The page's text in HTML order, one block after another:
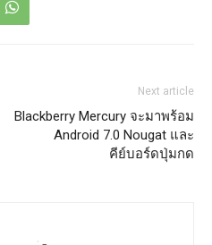
Next article
Blackberry Mercury จะมาพร้อม
Android 7.0 Nougat และ
คีย์บอร์ดปุ่มกด